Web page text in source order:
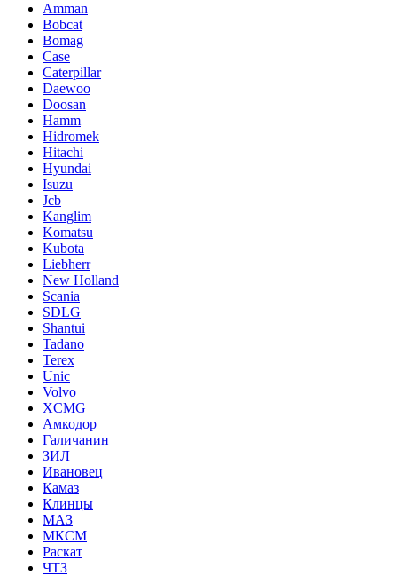
Amman
Bobcat
Bomag
Case
Caterpillar
Daewoo
Doosan
Hamm
Hidromek
Hitachi
Hyundai
Isuzu
Jcb
Kanglim
Komatsu
Kubota
Liebherr
New Holland
Scania
SDLG
Shantui
Tadano
Terex
Unic
Volvo
XCMG
Амкодор
Галичанин
ЗИЛ
Ивановец
Камаз
Клинцы
МАЗ
МКСМ
Раскат
ЧТЗ